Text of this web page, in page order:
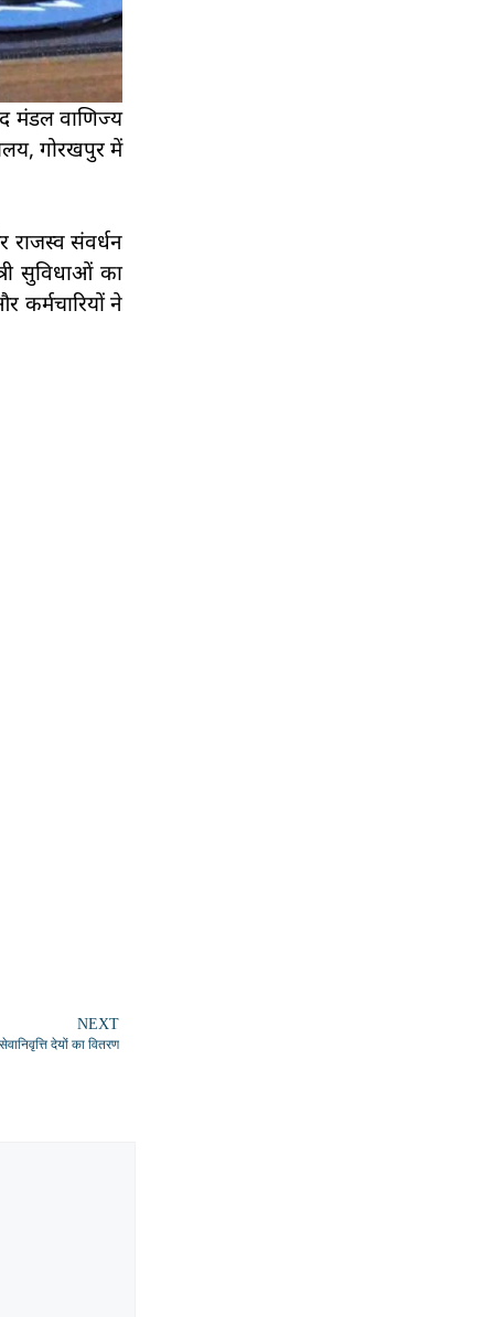
मंडल वाणिज्य
गोरखपुर में
राजस्व संवर्धन
सुविधाओं का
कर्मचारियों ने
NEXT
देयों का वितरण